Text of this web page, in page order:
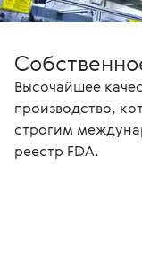
Высочайшее
производство,
строгим
реестр FDA.